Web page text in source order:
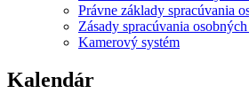
Právne základy spracúvania
Zásady spracúvania
Kamerový systém
Kalendár